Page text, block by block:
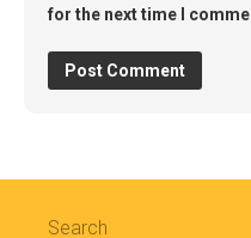
for the next time I
Search